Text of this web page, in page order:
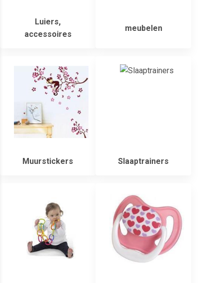
Luiers,
accessoires
meubelen
Muurstickers Slaaptrainers